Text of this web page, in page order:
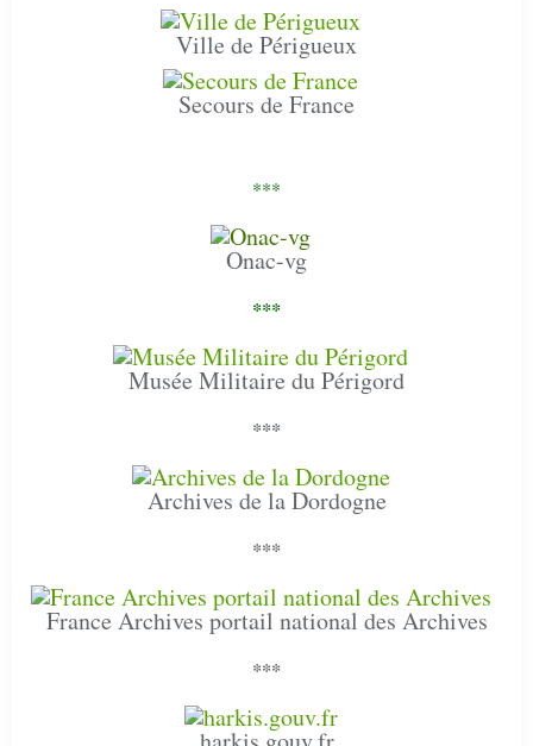
Ville de Périgueux
Secours de France
***
Onac-vg
***
Musée Militaire du Périgord
***
Archives de la Dordogne
***
France Archives portail national des Archives
***